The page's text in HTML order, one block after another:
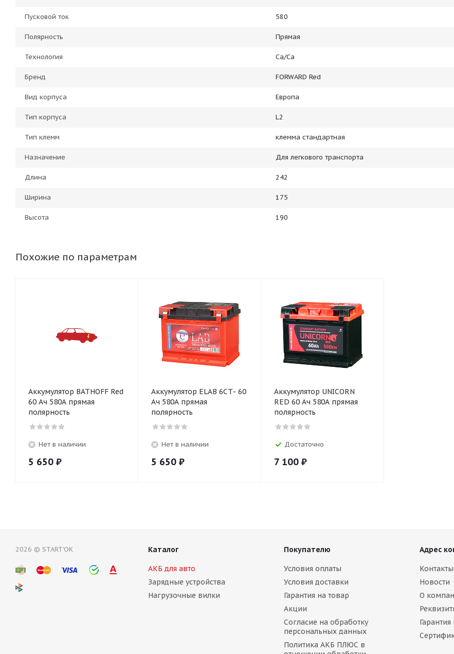
Пусковой ток 580
Полярность Прямая
Технология Ca/Ca
Бренд FORWARD Red
Вид корпуса Европа
Тип корпуса L2
Тип клемм клемма стандартная
Назначение Для легкового транспорта
Длина 242
Ширина 175
Высота 190
Похожие по параметрам
Аккумулятор BATHOFF Red
60 Ач 580А прямая
полярность
Нет в наличии
5 650 ₽
Аккумулятор ELAB 6СТ- 60
Ач 580А прямая
полярность
Нет в наличии
5 650₽
Аккумулятор UNICORN
RED 60 Ач 580А прямая
полярность
Достаточно
7 100₽
2026 © START'OK Каталог
АКБ для авто
Зарядные устройства
Нагрузочные вилки
Покупателю
Условия оплаты
Условия доставки
Гарантия на товар
Акции
Согласие на обработку
персональных данных
Политика АКБ ПЛЮС в
Адрес
Контакты
Новости
О